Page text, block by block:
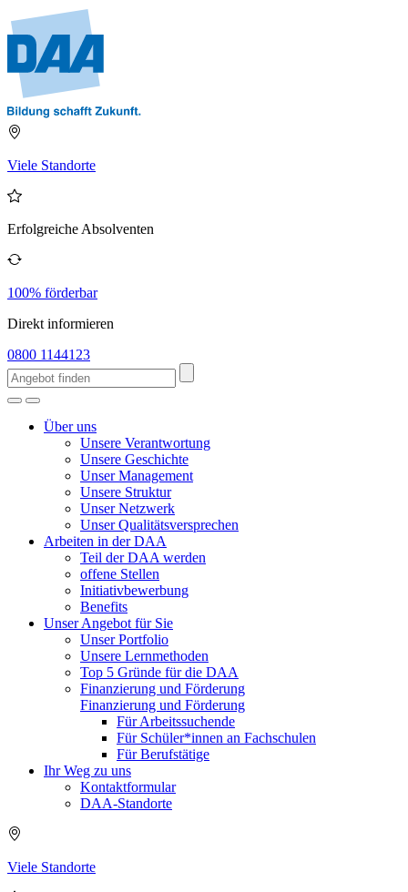
Viele Standorte
Erfolgreiche Absolventen
100% förderbar
Direkt informieren
0800 1144123
Über uns
Unsere Verantwortung
Unsere Geschichte
Unser Management
Unsere Struktur
Unser Netzwerk
Unser Qualitätsversprechen
Arbeiten in der DAA
Teil der DAA werden
offene Stellen
Initiativbewerbung
Benefits
Unser Angebot für Sie
Unser Portfolio
Unsere Lernmethoden
Top 5 Gründe für die DAA
Finanzierung und Förderung
Finanzierung und Förderung
Für Arbeitssuchende
Für Schüler*innen an Fachschulen
Für Berufstätige
Ihr Weg zu uns
Kontaktformular
DAA-Standorte
Viele Standorte